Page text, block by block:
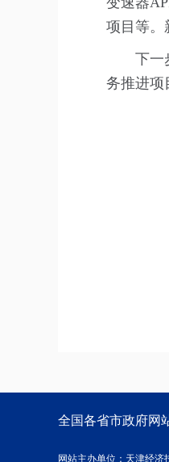
项目等。
下一
务推进项
全国各省市政府网
网站主办单位：天津经济